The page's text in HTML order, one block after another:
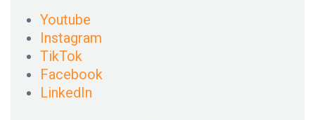
Youtube
Instagram
TikTok
Facebook
LinkedIn